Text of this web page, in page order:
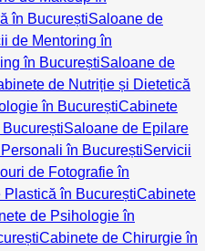
în BucureștiSaloane de
de Mentoring în
în BucureștiSaloane de
de Nutriție și Dietetică
în BucureștiCabinete
Saloane de Epilare
în BucureștiServicii
de Fotografie în
în BucureștiCabinete
de Psihologie în
Cabinete de Chirurgie în